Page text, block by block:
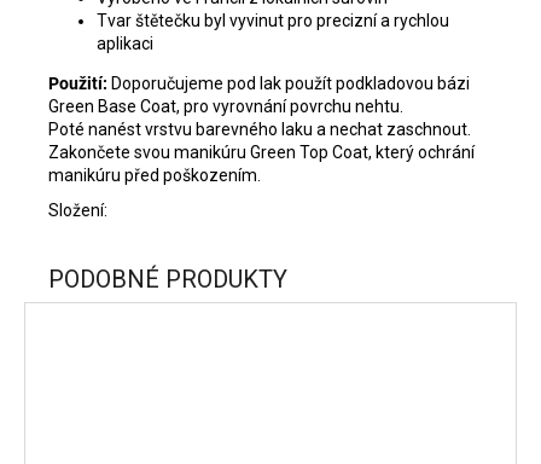
Tvar štětečku byl vyvinut pro precizní a rychlou
aplikaci
Použití: Doporučujeme pod lak použít podkladovou bázi
Green Base Coat, pro vyrovnání povrchu nehtu.
Poté nanést vrstvu barevného laku a nechat zaschnout.
Zakončete svou manikúru Green Top Coat, který ochrání
manikúru před poškozením.
Složení:
PODOBNÉ PRODUKTY